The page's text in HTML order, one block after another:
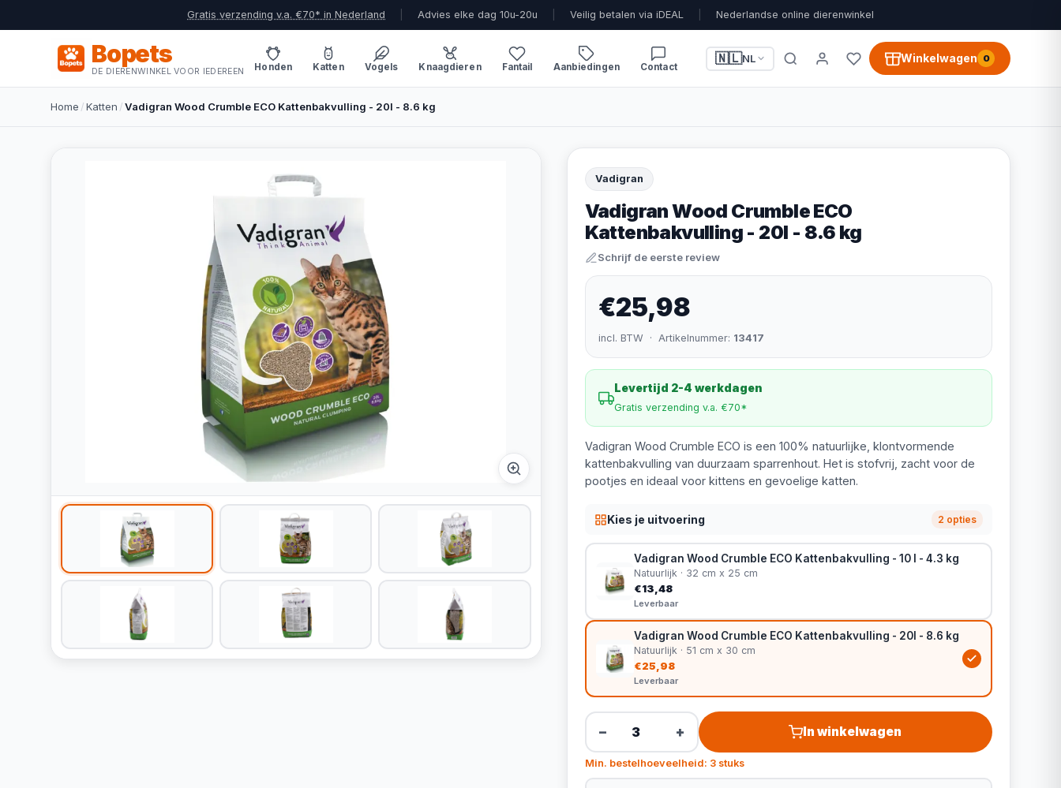
Gratis verzending v.a. €70* in Nederland Advies elke dag 10u-20u Veilig betalen via iDEAL Nederlandse online dierenwinkel
Bopets
DE DIERENWINKEL VOOR IEDEREEN Honden Katten Vogels Knaagdieren Fantail Aanbiedingen Contact
🇳🇱NL Winkelwagen 0
Home /Katten /Vadigran Wood Crumble ECO Kattenbakvulling - 20l - 8.6 kg
Vadigran
Vadigran Wood Crumble ECO
Kattenbakvulling - 20l - 8.6 kg
Schrijf de eerste review
€25,98
incl. BTW · Artikelnummer: 13417
Levertijd 2-4 werkdagen
Gratis verzending v.a. €70*
Vadigran Wood Crumble ECO is een 100% natuurlijke, klontvormende
kattenbakvulling van duurzaam sparrenhout. Het is stofvrij, zacht voor de
pootjes en ideaal voor kittens en gevoelige katten.
Kies je uitvoering 2 opties
Vadigran Wood Crumble ECO Kattenbakvulling - 10 l - 4.3 kg
Natuurlijk · 32 cm x 25 cm
€13,48
Leverbaar
Vadigran Wood Crumble ECO Kattenbakvulling - 20l - 8.6 kg
Natuurlijk · 51 cm x 30 cm
€25,98
Leverbaar
− + In winkelwagen
Min. bestelhoeveelheid: 3 stuks